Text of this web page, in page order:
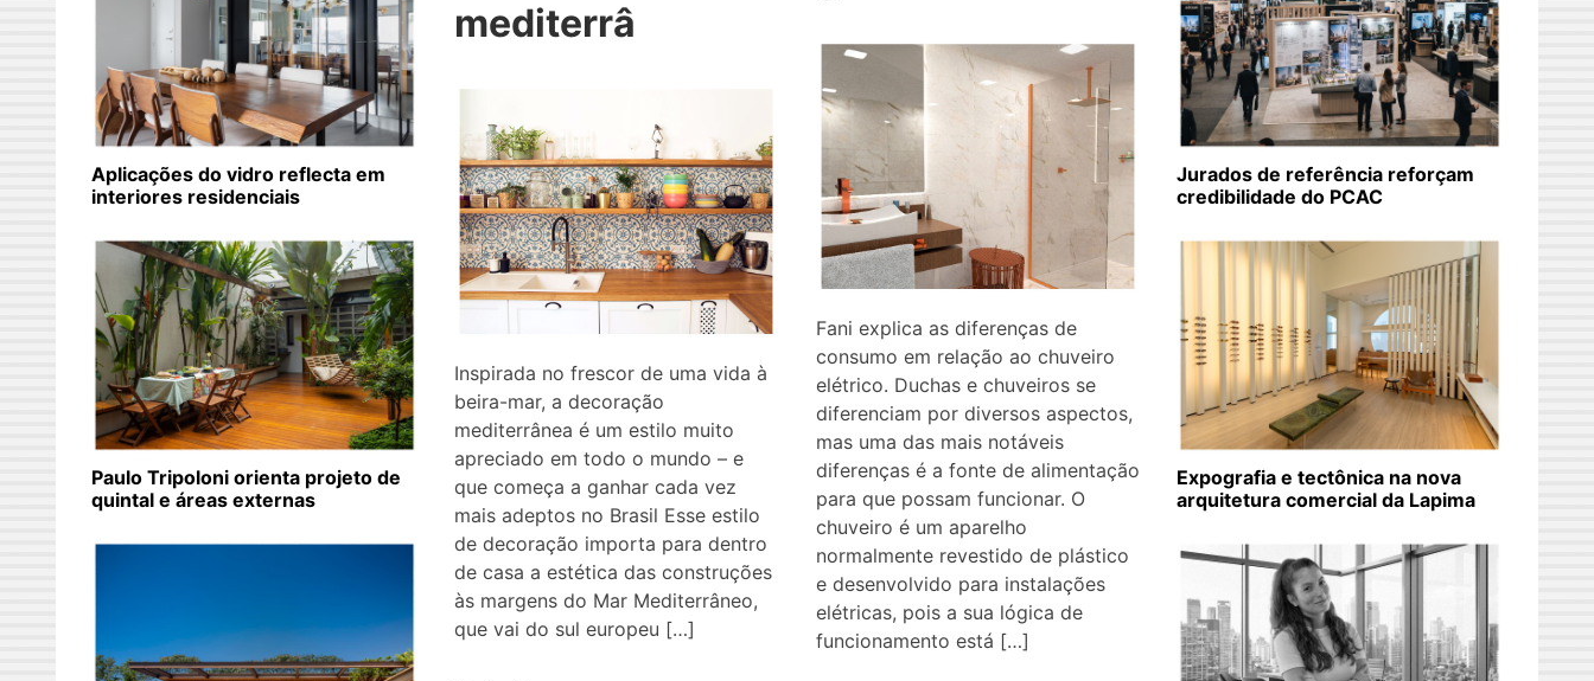
mediterrâ
Inspirada no frescor de uma vida à
beira-mar, a decoração
mediterrânea é um estilo muito
apreciado em todo o mundo – e
que começa a ganhar cada vez
mais adeptos no Brasil Esse estilo
de decoração importa para dentro
de casa a estética das construções
às margens do Mar Mediterrâneo,
que vai do sul europeu […]
Fani explica as diferenças de
consumo em relação ao chuveiro
elétrico. Duchas e chuveiros se
diferenciam por diversos aspectos,
mas uma das mais notáveis
diferenças é a fonte de alimentação
para que possam funcionar. O
chuveiro é um aparelho
normalmente revestido de plástico
e desenvolvido para instalações
elétricas, pois a sua lógica de
funcionamento está […]
Aplicações do vidro reflecta em
interiores residenciais
Paulo Tripoloni orienta projeto de
quintal e áreas externas
Jurados de referência reforçam
credibilidade do PCAC
Expografia e tectônica na nova
arquitetura comercial da Lapima